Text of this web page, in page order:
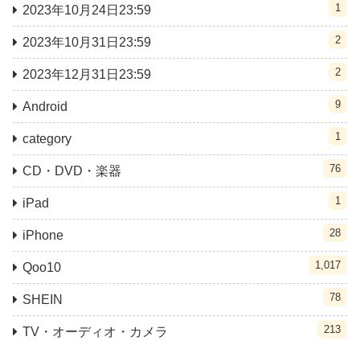
2023年10月24日23:59 1
2023年10月31日23:59 2
2023年12月31日23:59 2
Android 9
category 1
CD・DVD・楽器 76
iPad 1
iPhone 28
Qoo10 1,017
SHEIN 78
TV・オーディオ・カメラ 213